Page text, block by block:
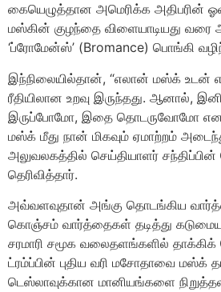
கையெழுத்தான அமெரிக்க அதிபரின்
மஸ்கின் குழந்தை விளையாடியது வரை
‘ப்ரோமேன்ஸ்’ (Bromance) பொங்கி
இந்நிலையில்தான், “எலான் மஸ்க் உடன்
ரீதியிலான உறவு இருந்தது. ஆனால்,
இருப்போமோ, இதை தொடருவோமோ என
மஸ்க் மீது நான் மிகவும் ஏமாற்றம்
அலுவலகத்தில் செய்தியாளர் சந்திப்பின்
தெரிவித்தார்.
அவ்வளவுதான் அங்கு தொடங்கிய
கொஞ்சம் வார்த்தைகள் தடித்து
சரமாரி சமூக வலைதளங்களில்
ட்ரம்ப்பின் புதிய வரி மசோதாவை மஸ்க்
டெஸ்லாவுக்கான மானியங்களை